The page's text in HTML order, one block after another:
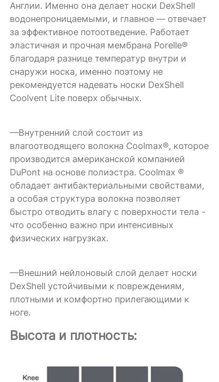
Англии. Именно она делает носки DexShell
водонепроницаемыми, и главное — отвечает
за эффективное потоотведение. Работает
эластичная и прочная мембрана Porelle®
благодаря разнице температур внутри и
снаружи носка, именно поэтому не
рекомендуется надевать носки DexShell
Coolvent Lite поверх обычных.
—Внутренний слой состоит из
влагоотводящего волокна Coolmax®, которое
производится американской компанией
DuPont на основе полиэстра. Coolmax ®
обладает антибактериальными свойствами,
а особая структура волокна позволяет
быстро отводить влагу с поверхности тела -
что особенно важно при интенсивных
физических нагрузках.
—Внешний нейлоновый слой делает носки
DexShell устойчивыми к повреждениям,
плотными и комфортно прилегающими к
ноге.
Высота и плотность: